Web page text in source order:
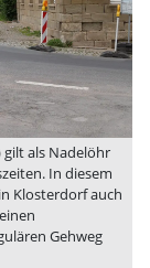
gilt als Nadelöhr
In diesem
Klosterdorf auch
Gehweg